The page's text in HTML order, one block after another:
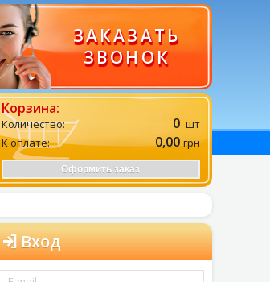
ЗАКАЗАТЬ
ЗВОНОК
Корзина:
Количество: 0 шт
К оплате:
0,00 грн
Оформить заказ
Вход